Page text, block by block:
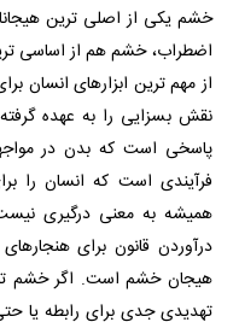
خشم یکی از اصلی ترین
اضطراب، خشم هم از اساسی
از مهم ترین ابزارهای انسان
پاسخی است که بدن در
فرآیندی است که انسان را
همیشه به معنی درگیری
درآوردن قانون برای
هیجان خشم است. اگر خشم
تهدیدی جدی برای رابطه یا